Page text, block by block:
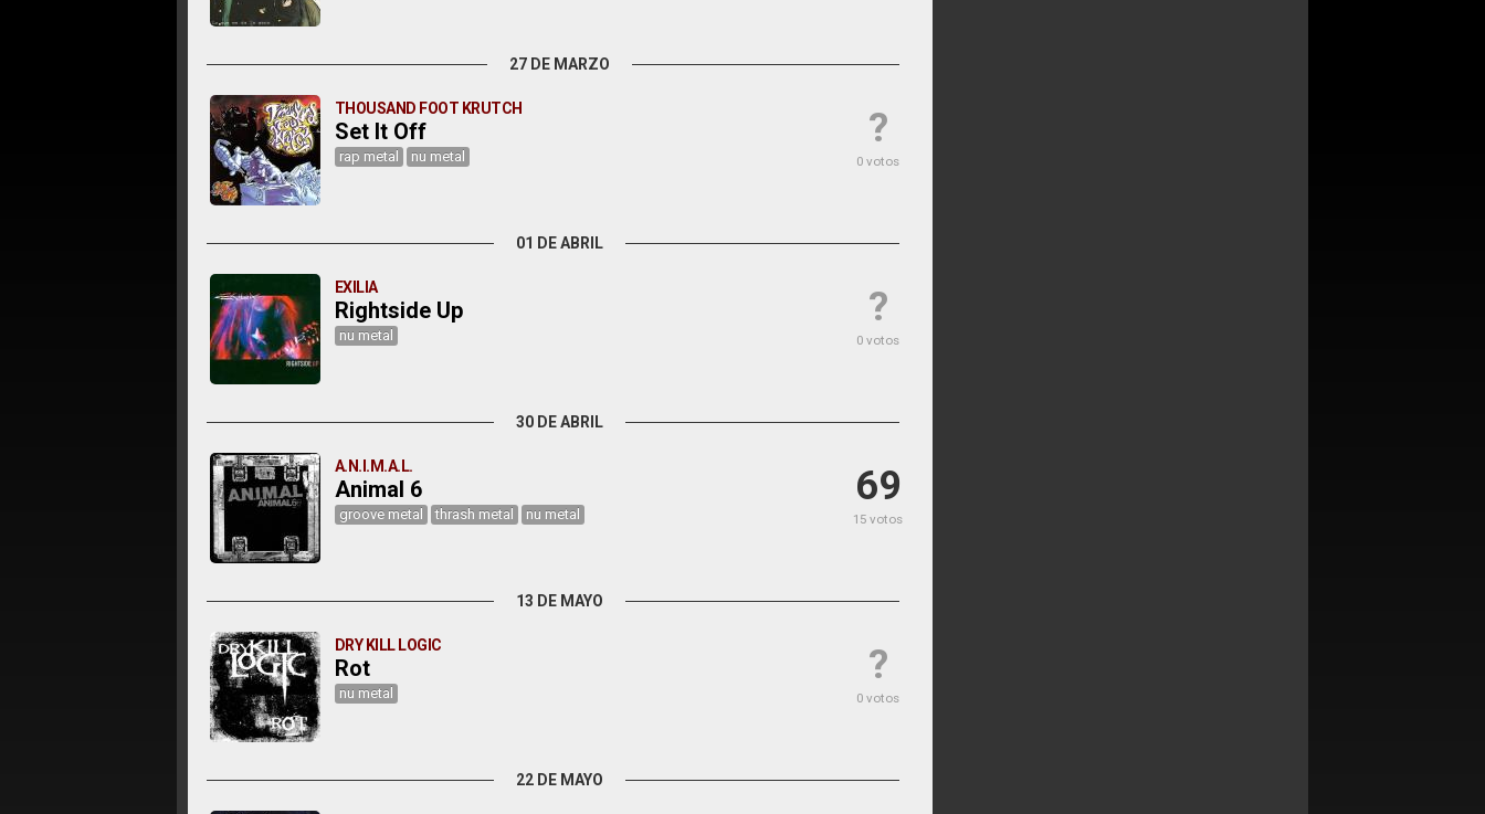
27 DE MARZO
?
0 votos
THOUSAND FOOT KRUTCH
Set It Off
rap metal nu metal
01 DE ABRIL
?
0 votos
EXILIA
Rightside Up
nu metal
30 DE ABRIL
69
15 votos
A.N.I.M.A.L.
Animal 6
groove metal thrash metal nu metal
13 DE MAYO
?
0 votos
DRY KILL LOGIC
Rot
nu metal
22 DE MAYO